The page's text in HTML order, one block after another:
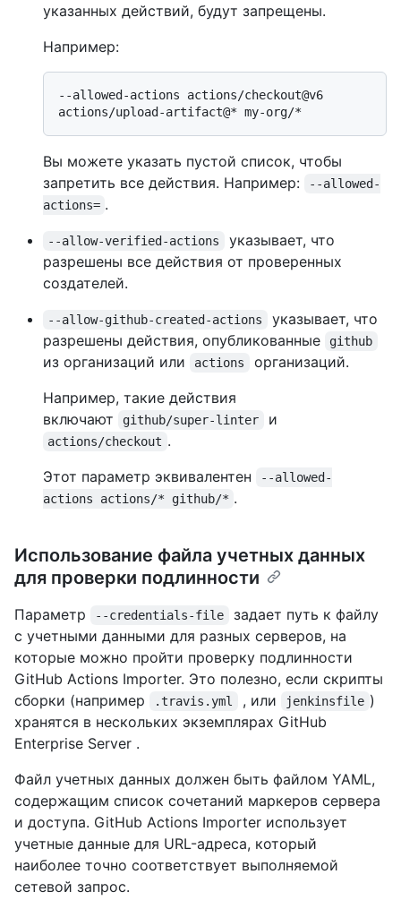
указанных действий, будут запрещены.
Например:
--allowed-actions actions/checkout@v6
Вы можете указать пустой список, чтобы
запретить все действия. Например:
--allowed-
actions= .
--allow-verified-actions
указывает, что
разрешены все действия от проверенных
создателей.
--allow-github-created-actions
указывает, что
разрешены действия, опубликованные
github
из организаций или actions
организаций.
Например, такие действия
включают
github/super-linter и
actions/checkout .
Этот параметр эквивалентен
--allowed-
actions actions/* github/* .
Использование файла учетных данных
для проверки подлинности
Параметр --credentials-file
задает путь к файлу
с учетными данными для разных серверов, на
которые можно пройти проверку подлинности
GitHub Actions Importer. Это полезно, если скрипты
сборки (например
.travis.yml , или jenkinsfile )
хранятся в нескольких экземплярах GitHub
Enterprise Server .
Файл учетных данных должен быть файлом YAML,
содержащим список сочетаний маркеров сервера
и доступа. GitHub Actions Importer использует
учетные данные для URL-адреса, который
наиболее точно соответствует выполняемой
сетевой запрос.